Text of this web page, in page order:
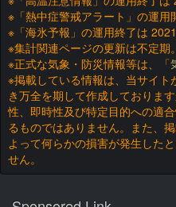
※「熱中症警戒アラート」の運用
※「海氷予報」の運用終了は
※集計関連ページの更新は不定期。
※正式な気象・防災情報等は、「
※掲載している情報は、当サイ
き万全を期して作成しておりま
性、即時性及び特定目的への適
るものではありません。また、
よって何らかの損害が発生した
せん。